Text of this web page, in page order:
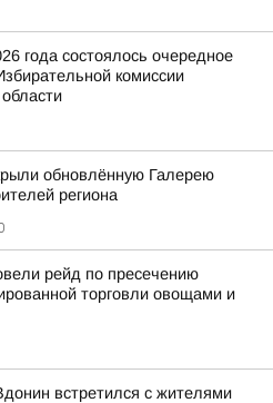
года состоялось очередное
комиссии
обновлённую Галерею
региона
рейд по пресечению
торговли овощами и
встретился с жителями